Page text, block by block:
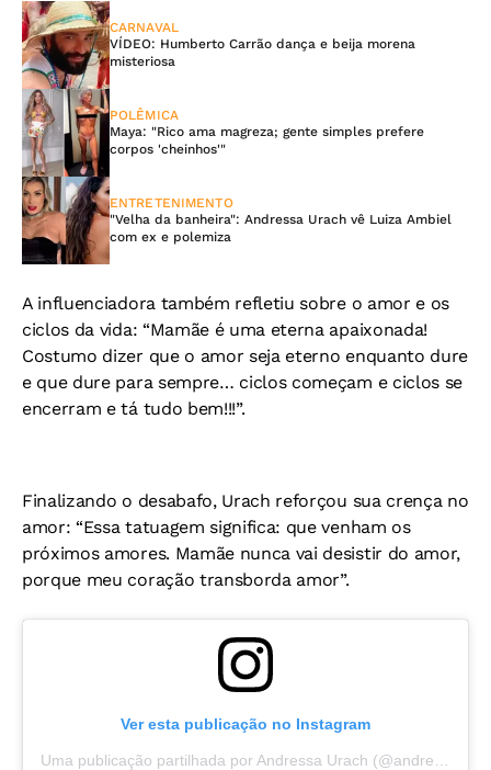
CARNAVAL
VÍDEO: Humberto Carrão dança e beija morena
misteriosa
POLÊMICA
Maya: "Rico ama magreza; gente simples prefere
corpos 'cheinhos'"
ENTRETENIMENTO
"Velha da banheira": Andressa Urach vê Luiza Ambiel
com ex e polemiza
A influenciadora também refletiu sobre o amor e os
ciclos da vida: “Mamãe é uma eterna apaixonada!
Costumo dizer que o amor seja eterno enquanto dure
e que dure para sempre… ciclos começam e ciclos se
encerram e tá tudo bem!!!”.
Finalizando o desabafo, Urach reforçou sua crença no
amor: “Essa tatuagem significa: que venham os
próximos amores. Mamãe nunca vai desistir do amor,
porque meu coração transborda amor”.
Ver esta publicação no Instagram